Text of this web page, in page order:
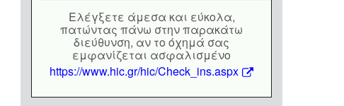
Eλέγξετε άμεσα και εύκολα,
πατώντας πάνω στην παρακάτω
διεύθυνση, αν το όχημά σας
εμφανίζεται ασφαλισμένο
https://www.hic.gr/hic/Check_ins.aspx